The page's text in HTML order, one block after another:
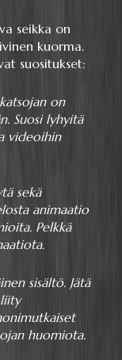
seikka on
kuorma.
suositukset:
on
Suosi lyhyitä
videoihin
sekä
animaatio
Pelkkä
sisältö. Jätä
huomiota.